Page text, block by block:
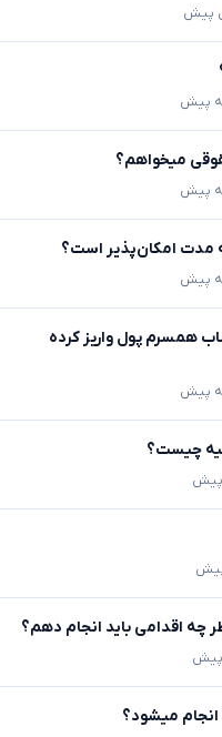
میخواهم؟
مدت امکان‌پذیر است؟
همسرم پول واریز کرده
چیست؟
چه اقدامی باید انجام دهم؟
انجام میشود؟